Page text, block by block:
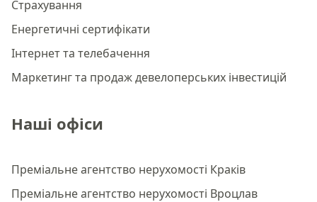
Страхування
Енергетичні сертифікати
Інтернет та телебачення
Маркетинг та продаж девелоперських інвестицій
Наші офіси
Преміальне агентство нерухомості Краків
Преміальне агентство нерухомості Вроцлав